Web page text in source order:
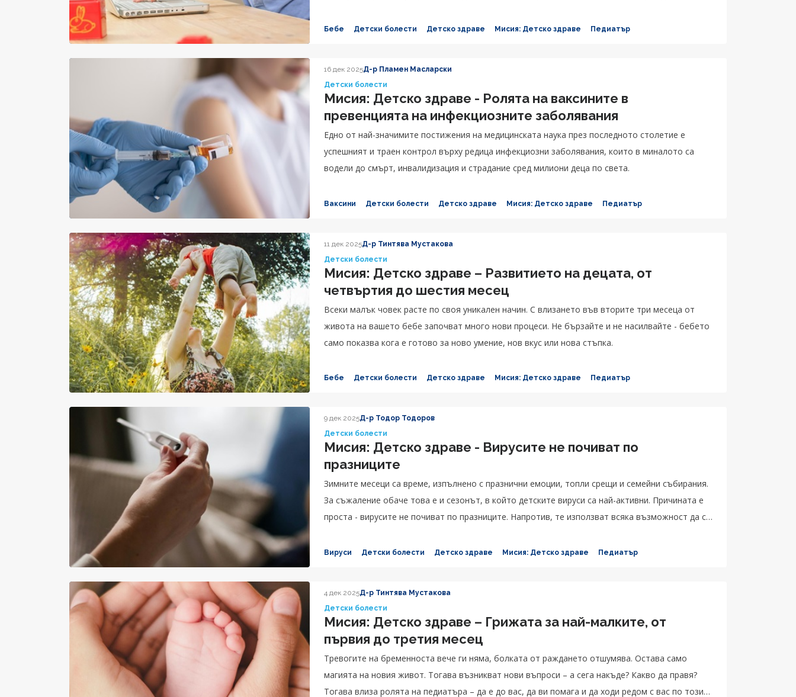
Бебе Детски болести Детско здраве Мисия: Детско здраве Педиатър
16 дек 2025Д-р Пламен Масларски
Детски болести
Мисия: Детско здраве - Ролята на ваксините в
превенцията на инфекциозните заболявания
Едно от най-значимите постижения на медицинската наука през последното столетие е
успешният и траен контрол върху редица инфекциозни заболявания, които в миналото са
водели до смърт, инвалидизация и страдание сред милиони деца по света.
Ваксини Детски болести Детско здраве Мисия: Детско здраве Педиатър
11 дек 2025Д-р Тинтява Мустакова
Детски болести
Мисия: Детско здраве – Развитието на децата, от
четвъртия до шестия месец
Всеки малък човек расте по своя уникален начин. С влизането във вторите три месеца от
живота на вашето бебе започват много нови процеси. Не бързайте и не насилвайте - бебето
само показва кога е готово за ново умение, нов вкус или нова стъпка.
Бебе Детски болести Детско здраве Мисия: Детско здраве Педиатър
9 дек 2025Д-р Тодор Тодоров
Детски болести
Мисия: Детско здраве - Вирусите не почиват по
празниците
Зимните месеци са време, изпълнено с празнични емоции, топли срещи и семейни събирания.
За съжаление обаче това е и сезонът, в който детските вируси са най-активни. Причината е
проста - вирусите не почиват по празниците. Напротив, те използват всяка възможност да се
Вируси Детски болести Детско здраве Мисия: Детско здраве Педиатър
4 дек 2025Д-р Тинтява Мустакова
Детски болести
Мисия: Детско здраве – Грижата за най-малките, от
първия до третия месец
Тревогите на бременноста вече ги няма, болката от раждането отшумява. Остава само
магията на новия живот. Тогава възникват нови въпроси – а сега накъде? Какво да правя?
Тогава влиза ролята на педиатъра – да е до вас, да ви помага и да ходи редом с вас по този